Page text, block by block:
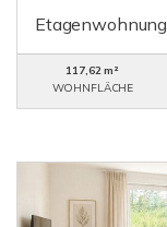
Etagenwohnung
117,62 m²
WOHNFLÄCHE